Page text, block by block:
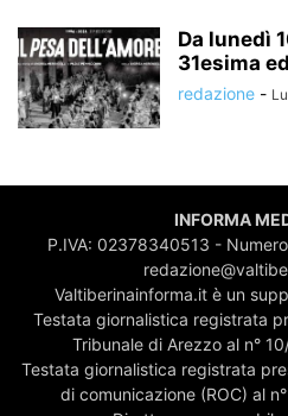
Da lunedì
31esima
redazione -
INFORMA
P.IVA: 02378340513 -
Valtiberinainforma.it è un
Testata giornalistica registrata
Tribunale di Arezzo al n°
Testata giornalistica registrata
di comunicazione (ROC) al